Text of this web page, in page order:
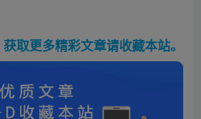
取更多精彩文章请收藏本站。